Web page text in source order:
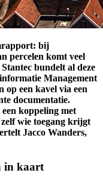
bij
percelen komt veel
bundelt al deze
Management
een kavel via een
documentatie.
koppeling met
wie toegang krijgt
Jacco Wanders,
in kaart